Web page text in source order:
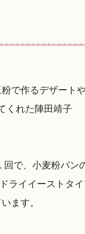
で作るデザート
くれた陣田靖子
で、小麦粉パン
ライイーストタ
ます。